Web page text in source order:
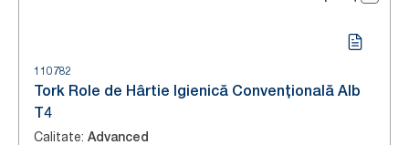
110782
Tork Role de Hârtie Igienică Convențională Alb
T4
Calitate: Advanced